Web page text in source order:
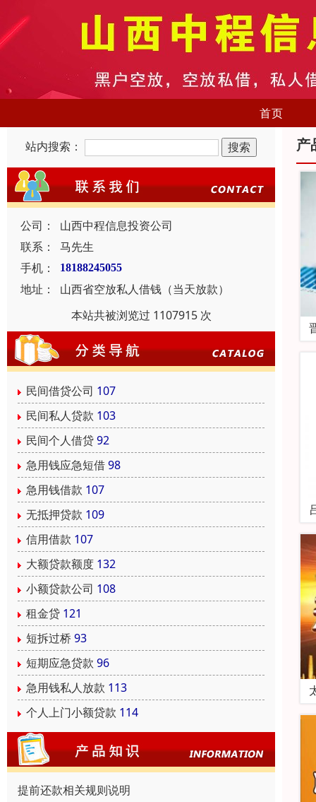
首页
站内搜索：
公司：
山西中程信息投资公司
联系：
马先生
手机：
18188245055
地址：
山西省空放私人借钱（当天放款）
本站共被浏览过 1107915 次
民间借贷公司 107
民间私人贷款 103
民间个人借贷92
急用钱应急短借98
急用钱借款 107
无抵押贷款 109
信用借款 107
大额贷款额度 132
小额贷款公司 108
租金贷 121
短拆过桥 93
短期应急贷款 96
急用钱私人放款 113
个人上门小额贷款 114
提前还款相关规则说明
产